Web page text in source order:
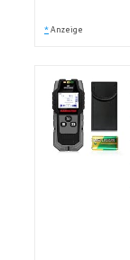
* Anzeige